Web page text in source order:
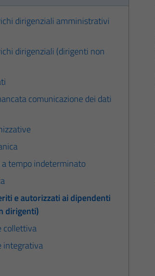
dirigenziali amministrativi
dirigenziali (dirigenti non
comunicazione dei dati
tempo indeterminato
e autorizzati ai dipendenti
dirigenti)
collettiva
integrativa